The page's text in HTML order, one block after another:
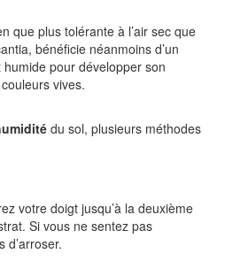
que plus tolérante à l’air sec que
bénéficie néanmoins d’un
pour développer son
vives.
du sol, plusieurs méthodes
votre doigt jusqu’à la deuxième
Si vous ne sentez pas
d’arroser.